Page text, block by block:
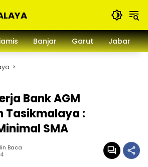
Banjar Garut Jabar
Bank AGM
Tasikmalaya :
SMA
Baca